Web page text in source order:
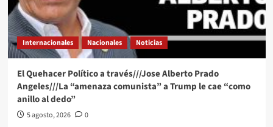
Internacionales Nacionales Noticias
El Quehacer Político a través///Jose Alberto Prado
Angeles///La “amenaza comunista” a Trump le cae “como
anillo al dedo”
5 agosto, 2026 0